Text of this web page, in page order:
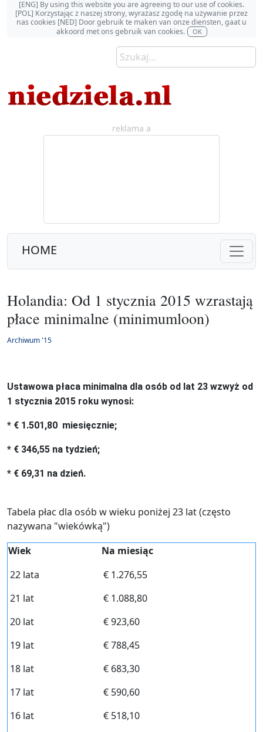
[ENG] By using this website you are agreeing to our use of cookies.
[POL] Korzystając z naszej strony, wyrażasz zgodę na używanie przez
nas cookies [NED] Door gebruik te maken van onze diensten, gaat u
akkoord met ons gebruik van cookies.
OK
reklama a
HOME
Holandia: Od 1 stycznia 2015 wzrastają
płace minimalne (minimumloon)
Archiwum '15
Ustawowa płaca minimalna dla osób od lat 23 wzwyż od
1 stycznia 2015 roku wynosi:
* € 1.501,80 miesięcznie;
* € 346,55 na tydzień;
* € 69,31 na dzień.
Tabela płac dla osób w wieku poniżej 23 lat (często
nazywana "wiekówką")
Wiek
Na miesiąc
22 lata
€ 1.276,55
21 lat
€ 1.088,80
20 lat
€ 923,60
19 lat
€ 788,45
18 lat
€ 683,30
17 lat
€ 590,60
16 lat
€ 518,10